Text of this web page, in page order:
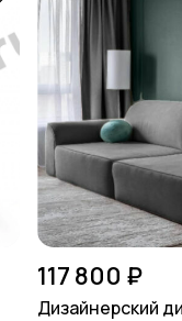
117 800 ₽
Дизайнерский